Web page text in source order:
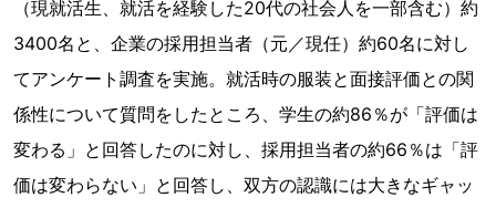
（現就活生、就活を経験した20代の社会人を一部含む）約
3400名と、企業の採用担当者（元／現任）約60名に対し
てアンケート調査を実施。就活時の服装と面接評価との関
係性について質問をしたところ、学生の約86％が「評価は
変わる」と回答したのに対し、採用担当者の約66％は「評
価は変わらない」と回答し、双方の認識には大きなギャッ